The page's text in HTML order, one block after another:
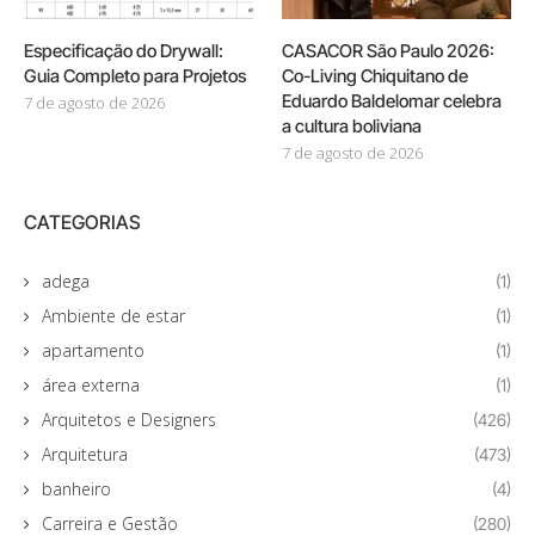
Especificação do Drywall:
Guia Completo para Projetos
7 de agosto de 2026
CASACOR São Paulo 2026:
Co-Living Chiquitano de
Eduardo Baldelomar celebra
a cultura boliviana
7 de agosto de 2026
CATEGORIAS
adega (1)
Ambiente de estar (1)
apartamento (1)
área externa (1)
Arquitetos e Designers (426)
Arquitetura (473)
banheiro (4)
Carreira e Gestão (280)